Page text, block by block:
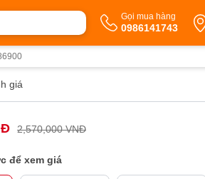
Gọi mua hàng
0986141743
giá
2,570,000 VNĐ
để xem giá